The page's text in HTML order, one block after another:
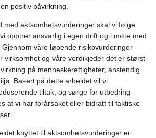
positiv påvirkning.
med aktsomhetsvurderinger skal vi følge
opptrer ansvarlig i egen drift og i møte med
våre løpende risikovurderinger
virksomhet og våre verdikjeder det er størst
på menneskerettigheter, anstendig
Basert på dette arbeidet vil vi
tiltak, og sørge for utbedring
at vi har forårsaket eller bidratt til faktiske
knyttet til aktsomhetsvurderinger er